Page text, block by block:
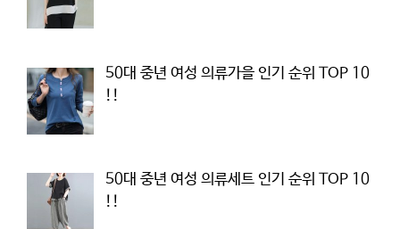
50대 중년 여성 의류가을 인기 순위 TOP 10
!!
50대 중년 여성 의류세트 인기 순위 TOP 10
!!